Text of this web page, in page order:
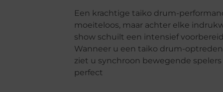
Een krachtige taiko drum-
moeiteloos, maar achter elke
show schuilt een intensief
Wanneer u een taiko drum-
ziet u synchroon bewegende
perfect